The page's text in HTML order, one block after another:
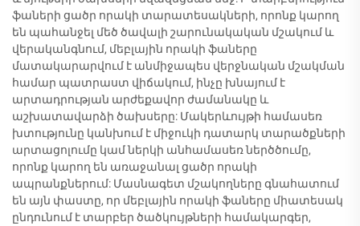
ֆաների ցածր որակի տարատեսակների, որոնք կարող
են պահանջել մեծ ծավալի շարունակական մշակում և
վերականգնում, մեբլային որակի ֆաները
մատակարարվում է անմիջապես վերջնական մշակման
համար պատրաստ վիճակում, ինչը խնայում է
արտադրության արժեքավոր ժամանակը և
աշխատավարձի ծախսերը: Մակերևույթի համասեռ
խտությունը կանխում է միջուկի դատարկ տարածքների
արտացոլումը կամ ներկի անհամասեռ ներծծումը,
որոնք կարող են առաջանալ ցածր որակի
ապրանքներում: Մասնագետ մշակողները գնահատում
են այն փաստը, որ մեբլային որակի ֆաները միատեսակ
ընդունում է տարբեր ծածկույթների համակարգեր,